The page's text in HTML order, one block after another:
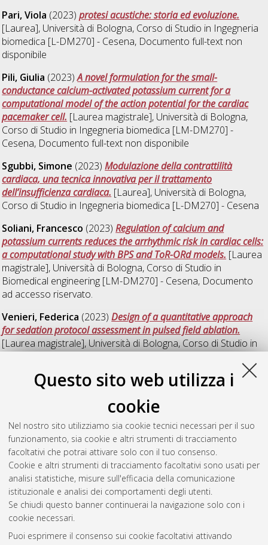
Questo sito web utilizza i
cookie
Nel nostro sito utilizziamo sia cookie tecnici necessari per il suo
funzionamento, sia cookie e altri strumenti di tracciamento
facoltativi che potrai attivare solo con il tuo consenso.
Cookie e altri strumenti di tracciamento facoltativi sono usati per
analisi statistiche, misure sull'efficacia della comunicazione
istituzionale e analisi dei comportamenti degli utenti.
Se chiudi questo banner continuerai la navigazione solo con i
cookie necessari.
Puoi esprimere il consenso sui cookie facoltativi attivando
Pari, Viola (2023)protesi acustiche: storia ed evoluzione.
[Laurea], Università di Bologna, Corso di Studio in Ingegneria
biomedica [L-DM270] - Cesena, Documento full-text non
disponibile
Pili, Giulia (2023)A novel formulation for the small-
conductance calcium-activated potassium current for a
computational model of the action potential for the cardiac
pacemaker cell. [Laurea magistrale], Università di Bologna,
Corso di Studio in Ingegneria biomedica [LM-DM270] -
Cesena, Documento full-text non disponibile
Sgubbi, Simone (2023)Modulazione della contrattilità
cardiaca, una tecnica innovativa per il trattamento
dell’insufficienza cardiaca. [Laurea], Università di Bologna,
Corso di Studio in Ingegneria biomedica [L-DM270] - Cesena
Soliani, Francesco (2023)Regulation of calcium and
potassium currents reduces the arrhythmic risk in cardiac cells:
a computational study with BPS and ToR-ORd models. [Laurea
magistrale], Università di Bologna, Corso di Studio in
Biomedical engineering [LM-DM270] - Cesena, Documento
ad accesso riservato.
Venieri, Federica (2023)Design of a quantitative approach
for sedation protocol assessment in pulsed field ablation.
[Laurea magistrale], Università di Bologna, Corso di Studio in
Xilo, Alessandro
atrial fibrillation through automatic processing of intracardiac
Università di Bologna, Corso di Studio inBiomedical
engineering [LM-DM270] - Cesena, Documento full-text non
disponibile
Questa lista e' stata generata ilSun Aug 9 03:13:40 2026
CEST
Atom